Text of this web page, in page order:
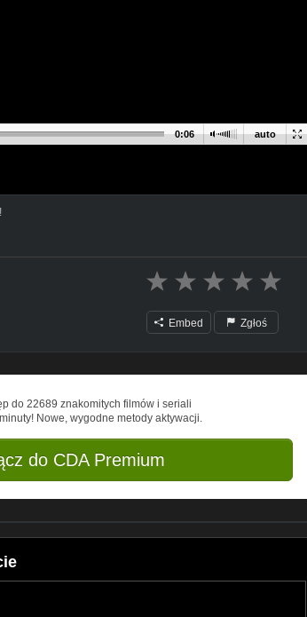
auto
0:06
Embed Zgłoś
do 22689 znakomitych filmów i seriali
Nowe, wygodne metody aktywacji.
do CDA Premium